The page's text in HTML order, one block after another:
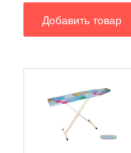
Добавить товар